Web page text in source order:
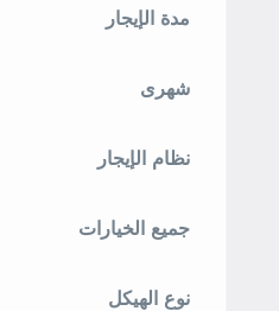
مدة الإيجار
شهرى
نظام الإيجار
جميع الخيارات
نوع الهيكل